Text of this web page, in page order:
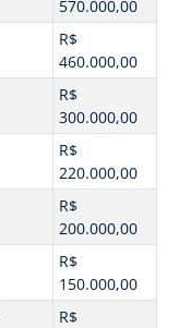
570.000,00
R$
460.000,00
R$
300.000,00
R$
220.000,00
R$
200.000,00
R$
150.000,00
R$